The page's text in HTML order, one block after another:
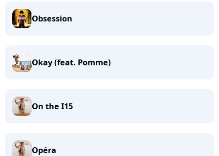
Obsession
Okay (feat. Pomme)
On the I15
Opéra